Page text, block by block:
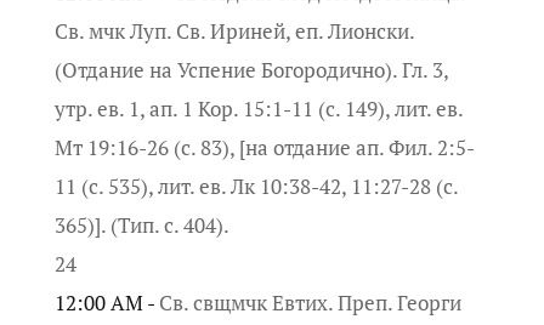
Св. мчк Луп. Св. Ириней, еп. Лионски.
(Отдание на Успение Богородично). Гл. 3,
утр. ев. 1, ап. 1 Кор. 15:1-11 (с. 149), лит. ев.
Мт 19:16-26 (с. 83), [на отдание ап. Фил. 2:5-
11 (с. 535), лит. ев. Лк 10:38-42, 11:27-28 (с.
365)]. (Тип. с. 404).
24
12:00 AM - Св. свщмчк Евтих. Преп. Георги